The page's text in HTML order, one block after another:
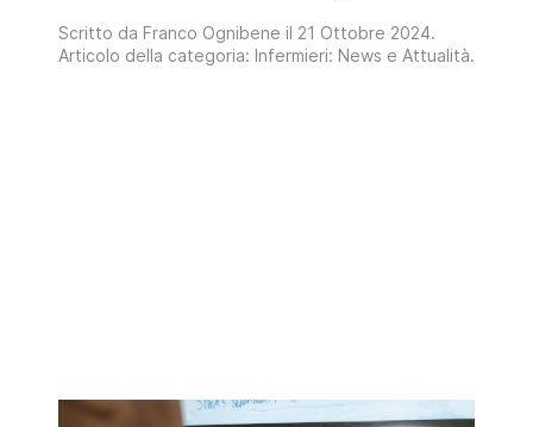
Scritto da Franco Ognibene il 21 Ottobre 2024.
Articolo della categoria: Infermieri: News e Attualità.